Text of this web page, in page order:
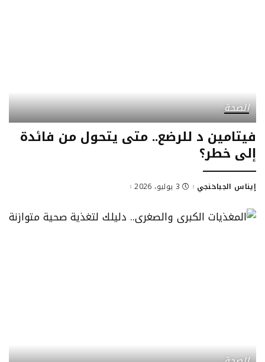
الصحة
فيتامين د للرضع.. متى يتحول من فائدة
إلى خطر؟
Posted
إيناس الجباخنجي 3 يوليو، 2026